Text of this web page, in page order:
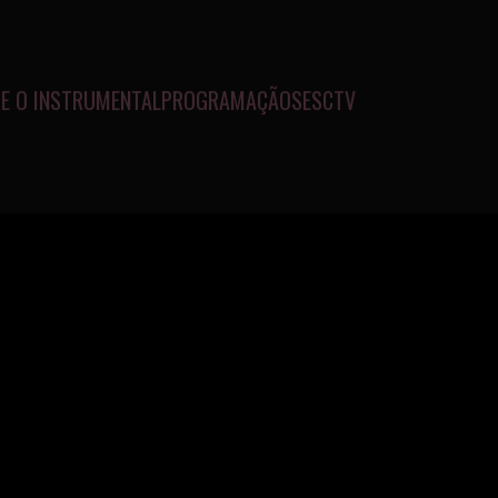
O INSTRUMENTALPROGRAMAÇÃOSESCTV